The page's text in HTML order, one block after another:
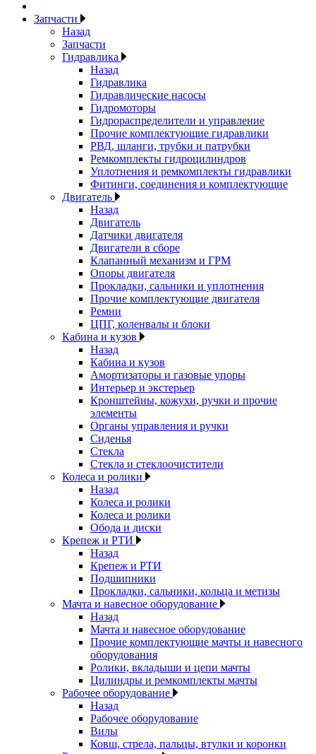
Запчасти
Назад
Запчасти
Гидравлика
Назад
Гидравлика
Гидравлические насосы
Гидромоторы
Гидрораспределители и управление
Прочие комплектующие гидравлики
РВД, шланги, трубки и патрубки
Ремкомплекты гидроцилиндров
Уплотнения и ремкомплекты гидравлики
Фитинги, соединения и комплектующие
Двигатель
Назад
Двигатель
Датчики двигателя
Двигатели в сборе
Клапанный механизм и ГРМ
Опоры двигателя
Прокладки, сальники и уплотнения
Прочие комплектующие двигателя
Ремни
ЦПГ, коленвалы и блоки
Кабина и кузов
Назад
Кабина и кузов
Амортизаторы и газовые упоры
Интерьер и экстерьер
Кронштейны, кожухи, ручки и прочие
элементы
Органы управления и ручки
Сиденья
Стекла
Стекла и стеклоочистители
Колеса и ролики
Назад
Колеса и ролики
Колеса и ролики
Обода и диски
Крепеж и РТИ
Назад
Крепеж и РТИ
Подшипники
Прокладки, сальники, кольца и метизы
Мачта и навесное оборудование
Назад
Мачта и навесное оборудование
Прочие комплектующие мачты и навесного
оборудования
Ролики, вкладыши и цепи мачты
Цилиндры и ремкомплекты мачты
Рабочее оборудование
Назад
Рабочее оборудование
Вилы
Ковш, стрела, пальцы, втулки и коронки